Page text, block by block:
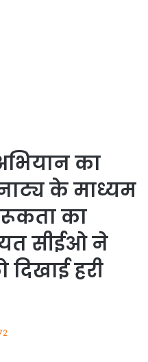
का
के माध्यम
का
सीईओ ने
हरी